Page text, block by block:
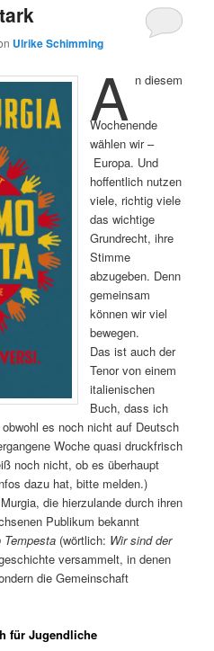
Ulrike Schimming
A n diesem
Wochenende
wählen wir –
Europa. Und
hoffentlich nutzen
viele, richtig viele
das wichtige
Grundrecht, ihre
Stimme
abzugeben. Denn
gemeinsam
können wir viel
bewegen.
Das ist auch der
Tenor von einem
italienischen
Buch, dass ich
es noch nicht auf Deutsch
Woche quasi druckfrisch
noch nicht, ob es überhaupt
dazu hat, bitte melden.)
die hierzulande durch ihren
Publikum bekannt
Tempesta (wörtlich: Wir sind der
versammelt, in denen
die Gemeinschaft
für Jugendliche